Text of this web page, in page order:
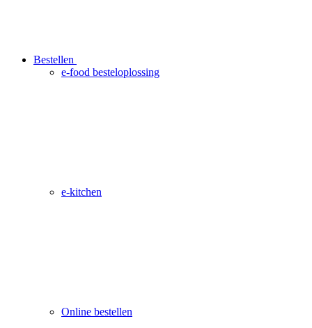
Bestellen
e-food besteloplossing
e-kitchen
Online bestellen